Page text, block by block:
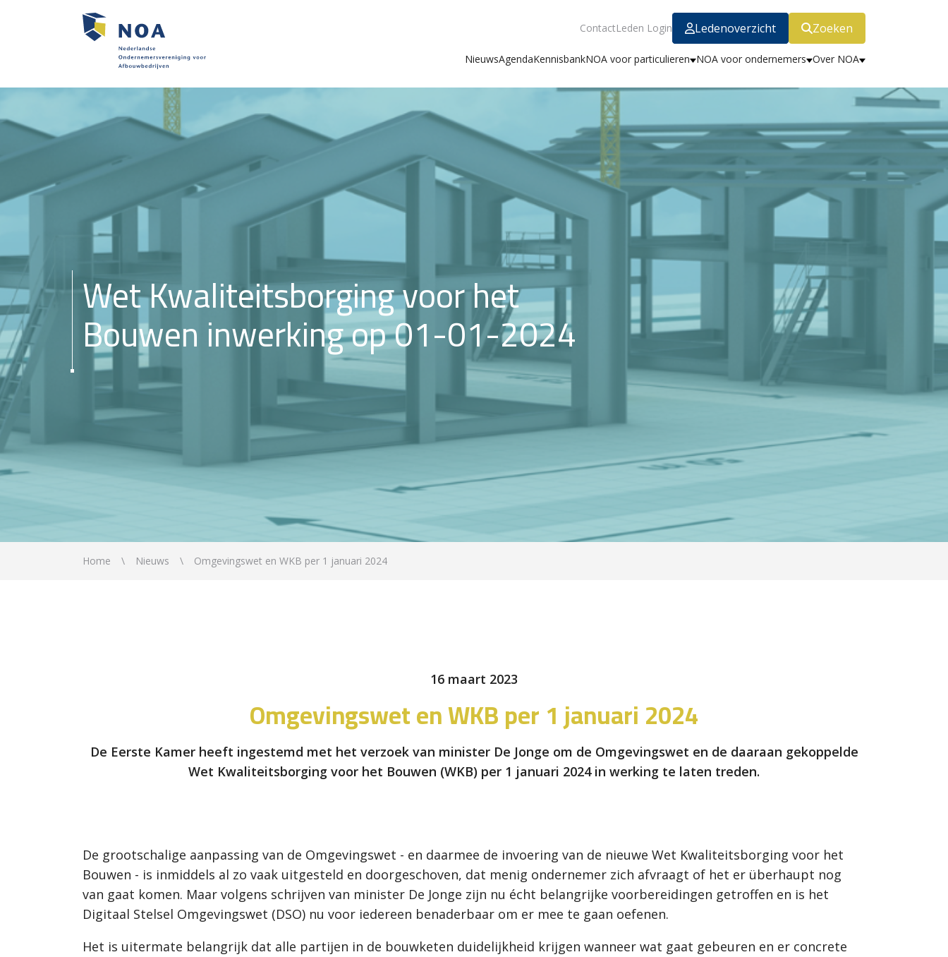
ContactLeden Login Ledenoverzicht Zoeken
NieuwsAgendaKennisbankNOA voor particulieren NOA voor ondernemers Over NOA
Wet Kwaliteitsborging voor het
Bouwen inwerking op 01-01-2024
Home Nieuws Omgevingswet en WKB per 1 januari 2024
16 maart 2023
Omgevingswet en WKB per 1 januari 2024
De Eerste Kamer heeft ingestemd met het verzoek van minister De Jonge om de Omgevingswet en de daaraan gekoppelde
Wet Kwaliteitsborging voor het Bouwen (WKB) per 1 januari 2024 in werking te laten treden.
De grootschalige aanpassing van de Omgevingswet - en daarmee de invoering van de nieuwe Wet Kwaliteitsborging voor het
Bouwen - is inmiddels al zo vaak uitgesteld en doorgeschoven, dat menig ondernemer zich afvraagt of het er überhaupt nog
van gaat komen. Maar volgens schrijven van minister De Jonge zijn nu écht belangrijke voorbereidingen getroffen en is het
Digitaal Stelsel Omgevingswet (DSO) nu voor iedereen benaderbaar om er mee te gaan oefenen.
Het is uitermate belangrijk dat alle partijen in de bouwketen duidelijkheid krijgen wanneer wat gaat gebeuren en er concrete